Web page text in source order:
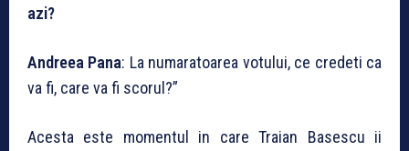
azi?
Andreea Pana: La numaratoarea votului, ce credeti ca
va fi, care va fi scorul?”
Acesta este momentul in care Traian Basescu ii